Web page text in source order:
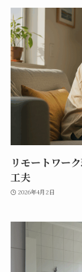
リモートワー
工夫
2026年4月2日